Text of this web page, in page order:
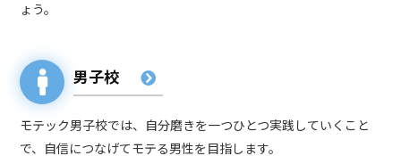
ょう。
男子校
モテック男子校では、自分磨きを一つひとつ実践していくこと
で、自信につなげてモテる男性を目指します。